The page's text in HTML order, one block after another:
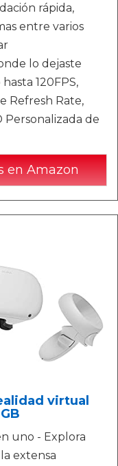
rápida,
entre varios
lo dejaste
120FPS,
Refresh Rate,
Personalizada de
en Amazon
virtual
uno - Explora
extensa